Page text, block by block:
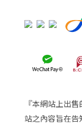
『本網站上出
站之內容旨在